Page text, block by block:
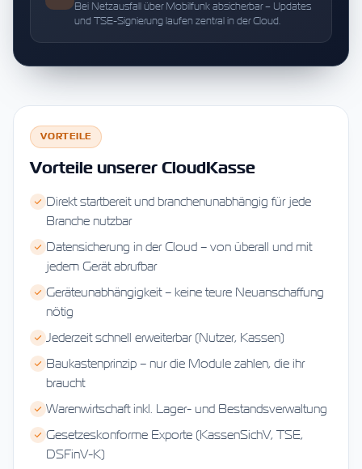
Bei Netzausfall über Mobilfunk absicherbar – Updates
und TSE-Signierung laufen zentral in der Cloud.
VORTEILE
Vorteile unserer CloudKasse
Direkt startbereit und branchenunabhängig für jede
Branche nutzbar
Datensicherung in der Cloud – von überall und mit
jedem Gerät abrufbar
Geräteunabhängigkeit – keine teure Neuanschaffung
nötig
Jederzeit schnell erweiterbar (Nutzer, Kassen)
Baukastenprinzip – nur die Module zahlen, die ihr
braucht
Warenwirtschaft inkl. Lager- und Bestandsverwaltung
Gesetzeskonforme Exporte (KassenSichV, TSE,
DSFinV-K)